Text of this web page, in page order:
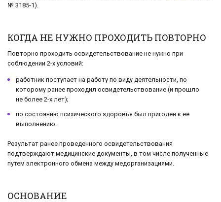
№ 3185-1).
КОГДА НЕ НУЖНО ПРОХОДИТЬ ПОВТОРНО
Повторно проходить освидетельствование не нужно при
соблюдении 2-х условий:
работник поступает на работу по виду деятельности, по
которому ранее проходил освидетельствование (и прошло
не более 2-х лет);
по состоянию психического здоровья был пригоден к её
выполнению.
Результат ранее проведенного освидетельствования
подтверждают медицинские документы, в том числе полученные
путем электронного обмена между медорганизациями.
ОСНОВАНИЕ